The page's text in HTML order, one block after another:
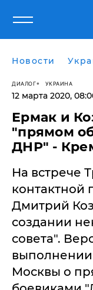
Новости
ДИАЛОГ УКРАИНА
12 марта 2020,
​Ермак и
"прямом
ДНР" -
На встрече
контактной
Дмитрий
создании
совета".
выполнении
Москвы о